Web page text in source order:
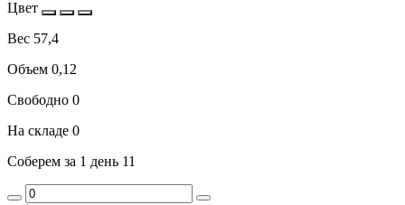
Цвет
Вес 57,4
Объем 0,12
Свободно 0
На складе 0
Соберем за 1 день 11